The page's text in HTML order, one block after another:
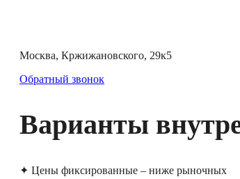
Москва, Кржижановского, 29к5
Обратный звонок
Варианты
✦ Цены фиксированные – ниже рыночных